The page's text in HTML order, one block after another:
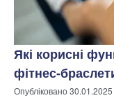
Які корисні
фітнес-
Опубліковано30.01.2025